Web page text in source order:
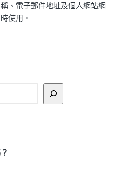
、電子郵件地址及個人網站網
使用。